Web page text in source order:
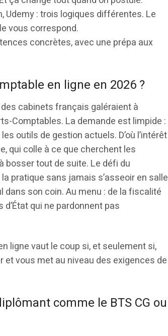
Udemy : trois logiques différentes. Le
vous correspond.
concrètes, avec une prépa aux
en ligne en 2026 ?
des cabinets français galéraient à
Comptables. La demande est limpide :
outils de gestion actuels. D’où l’intérêt
qui colle à ce que cherchent les
bosser tout de suite. Le défi du
pratique sans jamais s’asseoir en salle
dans son coin. Au menu : de la fiscalité
qui ne pardonnent pas
ligne vaut le coup si, et seulement si,
vous met au niveau des exigences de
comme le BTS CG ou